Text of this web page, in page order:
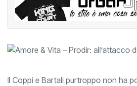
Il Coppi e Bartali purtroppo non ha